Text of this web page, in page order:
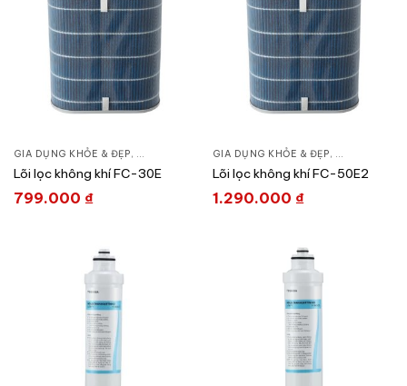
GIA DỤNG KHỎE & ĐẸP, LỌC KHÍ - LÀM MÁT - SƯỞI,MÁY LỌC KHÔNG KHÍ
Lõi lọc không khí FC-30E
799.000 ₫
GIA DỤNG KHỎE & ĐẸP, LỌC KHÍ -
Lõi lọc không khí FC-50E2
1.290.000 ₫